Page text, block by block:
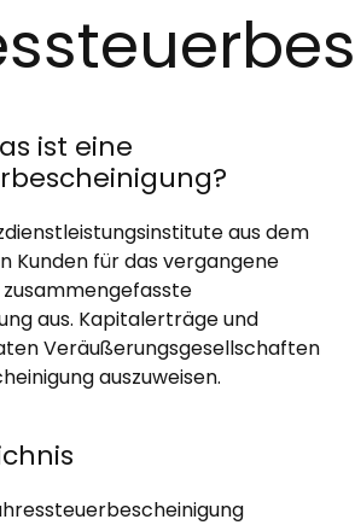
ist eine
aus dem
Kunden für das vergangene
aus. Kapitalerträge und
Veräußerungsgesellschaften
auszuweisen.